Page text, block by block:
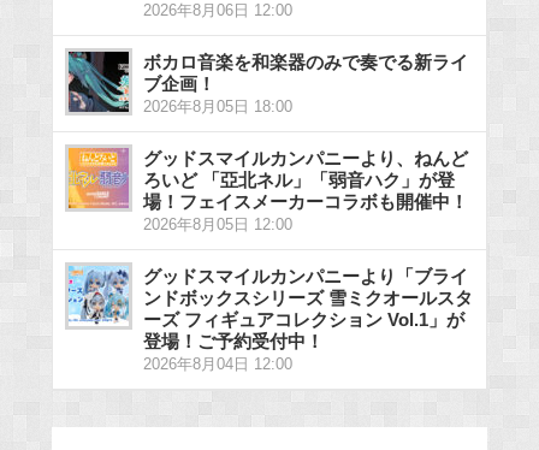
2026年8月06日 12:00
ボカロ音楽を和楽器のみで奏でる新ライ
ブ企画！
2026年8月05日 18:00
グッドスマイルカンパニーより、ねんど
ろいど 「亞北ネル」「弱音ハク」が登
場！フェイスメーカーコラボも開催中！
2026年8月05日 12:00
グッドスマイルカンパニーより「ブライ
ンドボックスシリーズ 雪ミクオールスタ
ーズ フィギュアコレクション Vol.1」が
登場！ご予約受付中！
2026年8月04日 12:00